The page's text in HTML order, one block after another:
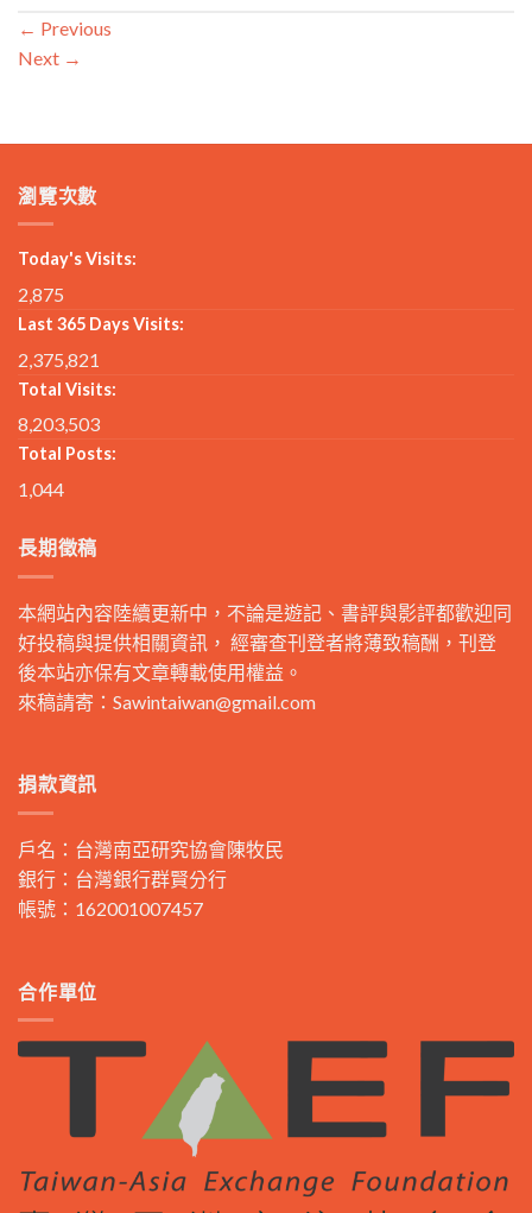
← Previous
Next →
瀏覽次數
Today's Visits:
2,875
Last 365 Days Visits:
2,375,821
Total Visits:
8,203,503
Total Posts:
1,044
長期徵稿
本網站內容陸續更新中，不論是遊記、書評與影評都歡迎同
好投稿與提供相關資訊， 經審查刊登者將薄致稿酬，刊登
後本站亦保有文章轉載使用權益。
來稿請寄： Sawintaiwan@gmail.com
捐款資訊
戶名：台灣南亞研究協會陳牧民
銀行：台灣銀行群賢分行
帳號：162001007457
合作單位